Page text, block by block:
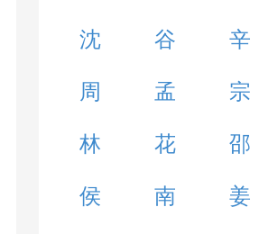
沈 谷 辛
周 孟 宗
林 花 邵
侯 南 姜